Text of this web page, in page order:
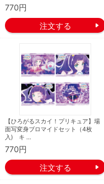
770円
【ひろがるスカイ！プリキュア】場
面写変身ブロマイドセット（4枚
入) キ …
770円